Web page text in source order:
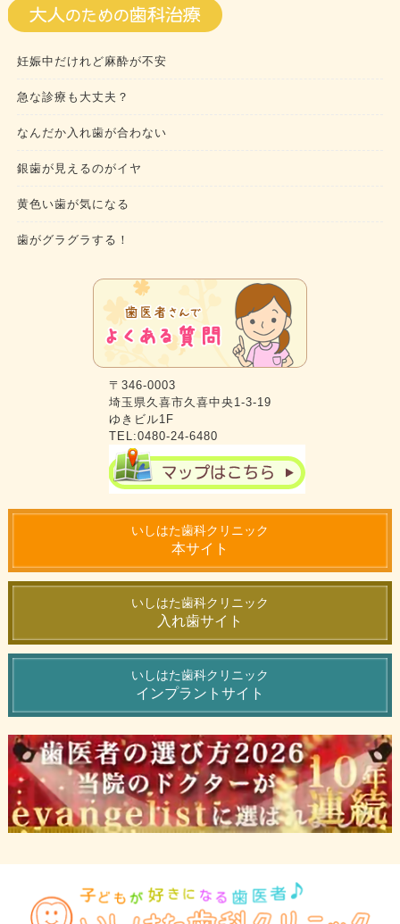
妊娠中だけれど麻酔が不安
急な診療も大丈夫？
なんだか入れ歯が合わない
銀歯が見えるのがイヤ
黄色い歯が気になる
歯がグラグラする！
〒346-0003
埼玉県久喜市久喜中央1-3-19
ゆきビル1F
TEL:0480-24-6480
いしはた歯科クリニック
本サイト
いしはた歯科クリニック
入れ歯サイト
いしはた歯科クリニック
インプラントサイト